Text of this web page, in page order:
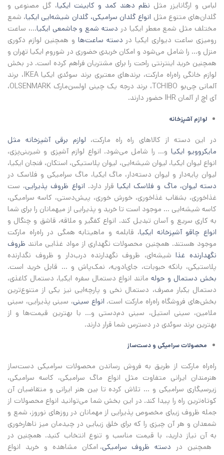
لباس و ارگانایزر مثل نظم دهند کمد و کابینت ایکیا، گل مصنوعی و
گلدان‌های متنوع مثل انواع گلدان سرامیکی، گلدان شیشه‌ایی ایکیا، شمع
مختلف مثل شمع معطر ایکیا در دسته شمع و جاشمعی ایکیا...، ساعت
رومیزی ساعت دیواری ایکیا در دسته ساعت‌ها و همچنین لوازم دکوری
منزل و... را شامل می‌شود و امکان خریدی حضوری در شوروم ایکیا تهران و
همچنین خرید اینترنتی راحت را برای مشتریان فراهم کرده است. در بخش
لوازم خانگی راه‌راه مارکت، برندهای معتبری برند سوئدی ایکیا IKEA، برند
آلمانی چی‌بو TCHIBO، برند درجه یک چینی اولسن‌مارک OLSENMARK،
آی اچ‌ ار آلمان IHR حضور دارند.
لوازم‌ آشپزخانه
در این دسته از کالاهای راه راه مارکت، لوازم برقی آشپزخانه مثل
مایکروویو ایکیا و... را شامل می‌شود. انواع لوازم آشپزی و شیرینی‌پزی،
انواع لیوان ایکیا، لیوان شیشه‌ایی، لیوان پلاستیکی، استکان، فنجان ایکیا،
لیوان پایه‌دار و لیوان دسته‌دار، ماگ ایکیا، ماگ سرامیکی و فلاسک در
دسته لیوان، ماگ و فلاسک ایکیاقرار دارد. انواع ظروف پذیرایی، ست
غذاخوری، بشقاب غذاخوری، خورش خوری، پیش‌دستی، کاسه سرامیکی،
کاسه شیشه‌ایی ... موجود است تا خرید و پذیرایی از میهمانان را برای شما
به کاری سریع و آسان تبدیل کند. انواع کفگیر و ملاقه، قاشق و چنگال و
انواع چاقو آشپزخانه ایکیا، قابلمه و ماهیتابه همگی در راه‌راه مارکت
موجود هستند. همچنین محصولات نگهداری از مواد غذایی مانند ظروف
نگهدارنده غذاشیشه‌ای، ظروف نگهدارنده درب‌دار و ظروف نگدارنده
پلاستیکی، بانکه حبوبات، جای‌ادویه، نمک‌پاش و ... قابل خرید است.
بخش دستمال و حولهمانند انواع دستمال سفره ایکیا، دستمال کاغذی،
دستمال یکبار مصرف، دستمال نخی و پارچه‌ایی نیز یکی از متنوع‌ترین
بخش‌های فروشگاه راه‌راه مارکت است. انواع سینی، سینی پذیرایی، سینی
ملامین، سینی استیل، سینی دم‌دستی و... با بهترین قیمت‌ها و از
بهترین برند سوئدی در دسترس شما قرار دارند.
محصولات سرامیکی و دست‌ساز
راه‌راه مارکت از طریق به فروش رساندن محصولات سرامیکی دست‌ساز
هنرمندان ایرانی متفاوت مثل انواع ماگ سرامیکی، کاسه سرامیکی،
زیرسیگاری سرامیکی و ... تلاش کرده تا بین هنر ایرانی و متقاضیان آن
کوتاه‌ترین راه را پیدا کند. در این بخش شما می‌توانید انواع محصولات از
جمله ظروف زیبای مخصوص پذیرایی از مهمانان در روزهای نوروز، شمع و
شمعدان و هر آن چیزی را که برای خلق زیبایی در چیدمان میز ناهارخوری
به آن نیاز دارید، با قیمت مناسب و تنوع انتخاب کنید. همچنین در
همچنین در دسته ظروف سرامیکی، امکان مشاهده و خرید انواع